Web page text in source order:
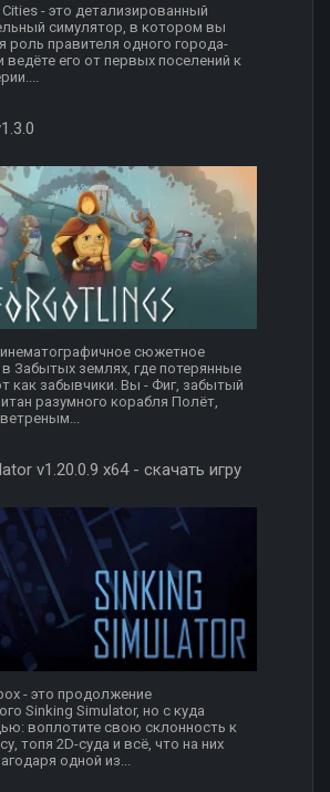
- это детализированный
симулятор, в котором вы
роль правителя одного города-
ведёте его от первых поселений к
сюжетное
Забытых землях, где потерянные
как забывчики. Вы - Фиг, забытый
разумного корабля Полёт,
v1.20.0.9 x64 - скачать игру
- это продолжение
Sinking Simulator, но с куда
воплотите свою склонность к
топя 2D-суда и всё, что на них
одной из...